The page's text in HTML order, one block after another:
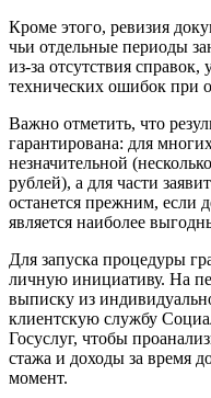
Кроме этого, ревизия
чьи отдельные периоды
из-за отсутствия
технических ошибок при
Важно отметить, что
гарантирована: для
незначительной
рублей), а для части
останется прежним, если
является наиболее
Для запуска процедуры
личную инициативу. На
выписку из
клиентскую службу
Госуслуг, чтобы
стажа и доходы за время
момент.